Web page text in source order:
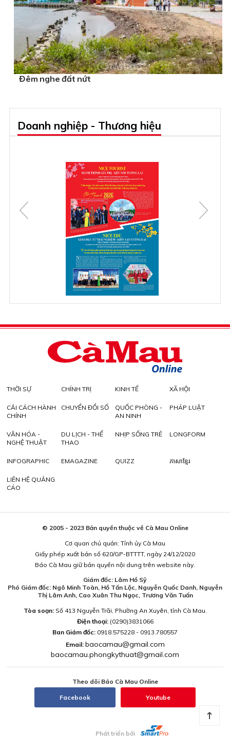
Đêm nghe đất nứt
Doanh nghiệp - Thương hiệu
THỜI SỰ CHÍNH TRỊ KINH TẾ XÃ HỘI
CẢI CÁCH HÀNH
CHÍNH
CHUYỂN ĐỔI SỐ
QUỐC PHÒNG -
AN NINH
PHÁP LUẬT
VĂN HÓA -
NGHỆ THUẬT
DU LỊCH - THỂ
THAO
NHỊP SỐNG TRẺ LONGFORM
INFOGRAPHIC EMAGAZINE QUIZZ ភាសាខ្មែរ
LIÊN HỆ QUẢNG
CÁO
© 2005 - 2023 Bản quyền thuộc về Cà Mau Online
Cơ quan chủ quản: Tỉnh ủy Cà Mau
Giấy phép xuất bản số 620/GP-BTTTT, ngày 24/12/2020
Báo Cà Mau giữ bản quyền nội dung trên website này.
Giám đốc: Lâm Hồ Sỹ
Phó Giám đốc: Ngô Minh Toàn, Hồ Tấn Lộc, Nguyễn Quốc Danh, Nguyễn
Thị Lâm Anh, Cao Xuân Thu Ngọc, Trương Văn Tuấn
Tòa soạn:Số 413 Nguyễn Trãi, Phường An Xuyên, tỉnh Cà Mau.
Điện thoại: (0290)3831066
Ban Giám đốc: 0918.575228 - 0913.780557
Email: baocamau@gmail.com
baocamau.phongkythuat@gmail.com
Theo dõi Báo Cà Mau Online
Facebook Youtube
Phát triển bởi